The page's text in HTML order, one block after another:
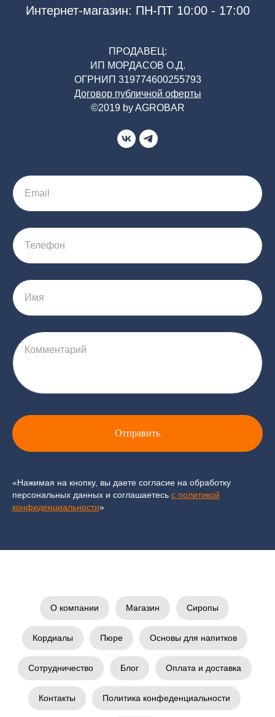
Интернет-магазин: ПН-ПТ 10:00 - 17:00
ПРОДАВЕЦ:
ИП МОРДАСОВ О.Д.
ОГРНИП 319774600255793
Договор публичной оферты
©2019 by AGROBAR
Email
Телефон
Имя
Комментарий
Отправить
«Нажимая на кнопку, вы даете согласие на обработку
персональных данных и соглашаетесь c политикой
конфиденциальности»
О компании Магазин Сиропы
Кордиалы Пюре Основы для напитков
Сотрудничество Блог Оплата и доставка
Контакты Политика конфеденциальности